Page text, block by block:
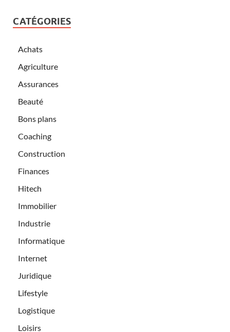
CATÉGORIES
Achats
Agriculture
Assurances
Beauté
Bons plans
Coaching
Construction
Finances
Hitech
Immobilier
Industrie
Informatique
Internet
Juridique
Lifestyle
Logistique
Loisirs